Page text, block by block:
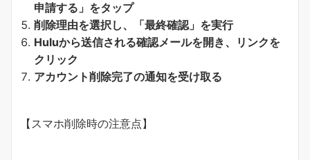
申請する」をタップ
削除理由を選択し、「最終確認」を実行
Huluから送信される確認メールを開き、リンクを
クリック
アカウント削除完了の通知を受け取る
【スマホ削除時の注意点】